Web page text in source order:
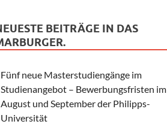
BEITRÄGE IN DAS
Fünf neue Masterstudiengänge im
Studienangebot – Bewerbungsfristen im
August und September der Philipps-
Universität